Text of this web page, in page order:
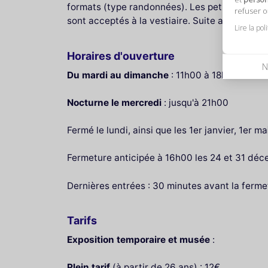
refuser
Lire la
formats (type randonnées). Les petits sacs
sont acceptés à la vestiaire. Suite aux
Horaires d'ouverture
Du mardi au dimanche : 11h00 à 18h00
Nocturne le mercredi : jusqu'à 21h00
Fermé le lundi, ainsi que les 1er janvier, 1er
Fermeture anticipée à 16h00 les 24 et 31
Dernières entrées : 30 minutes avant la
Tarifs
Exposition temporaire et musée :